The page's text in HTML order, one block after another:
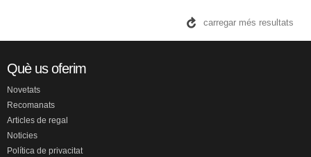
carregar més resultats
Què us oferim
Novetats
Recomanats
Articles de regal
Noticies
Política de privacitat